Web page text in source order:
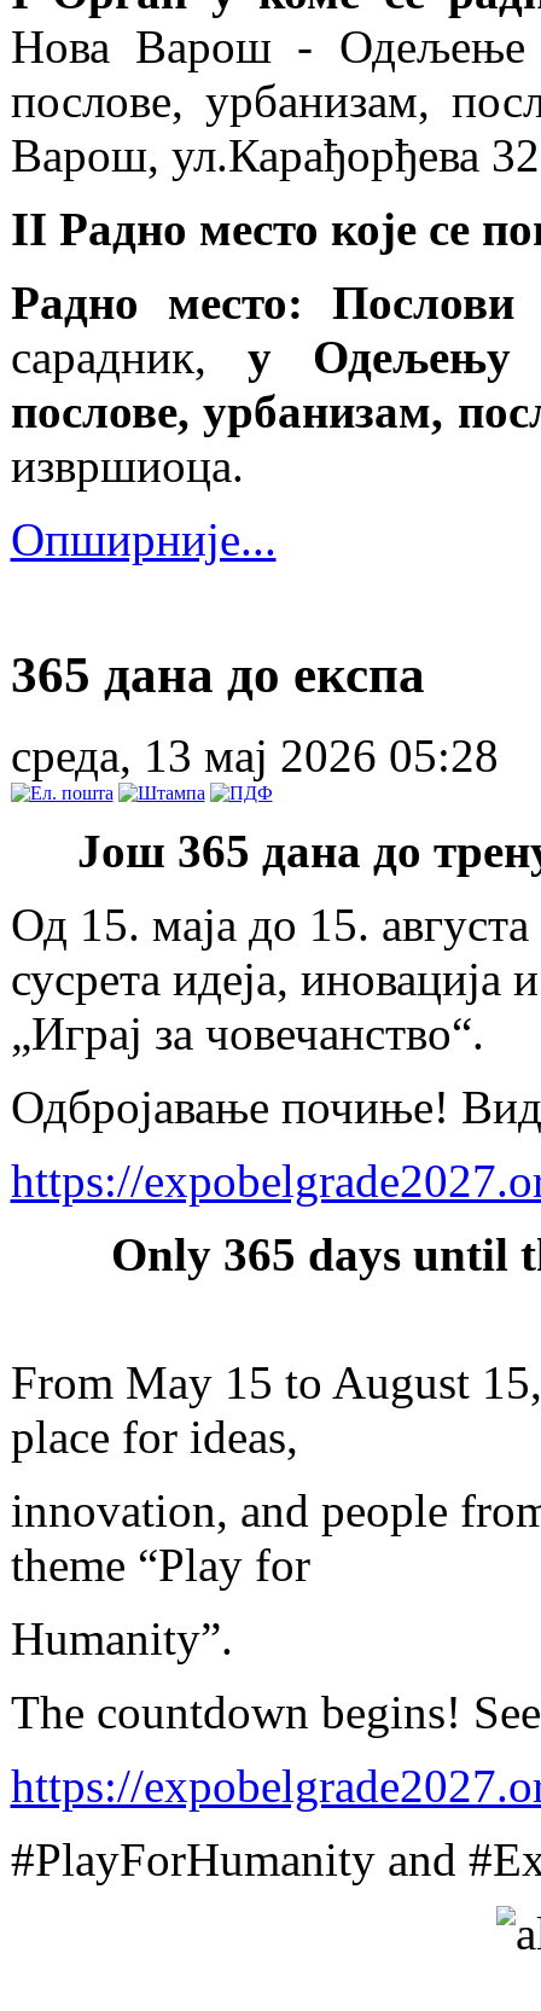
Нова Варош - Одељење
послове, урбанизам,
Варош, ул.Карађорђева
II Радно место које се
Радно место: Послови
сарадник, у Одељењу
послове, урбанизам,
извршиоца.
Опширније...
365 дана до експа
среда, 13 мај 2026 05:28
Још 365 дана до
Од 15. маја до 15.
сусрета идеја,
„Играј за човечанство“.
Одбројавање почиње!
https://
Only 365 days until
From May 15 to August
place for ideas,
innovation, and people
theme “Play for
Humanity”.
The countdown begins!
https://
#PlayForHumanity and